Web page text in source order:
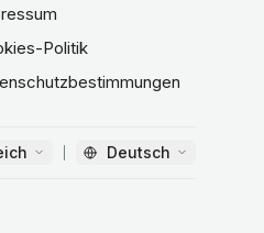
Politik
Deutsch